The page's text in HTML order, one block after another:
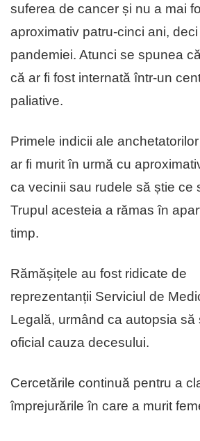
suferea de cancer și nu a mai
aproximativ patru-cinci ani,
pandemiei. Atunci se spunea
că ar fi fost internată într-un
paliative.
Primele indicii ale
ar fi murit în urmă cu
ca vecinii sau rudele să știe ce
Trupul acesteia a rămas în
timp.
Rămășițele au fost ridicate de
reprezentanții Serviciul de
Legală, urmând ca autopsia să
oficial cauza decesului.
Cercetările continuă pentru a
împrejurările în care a murit